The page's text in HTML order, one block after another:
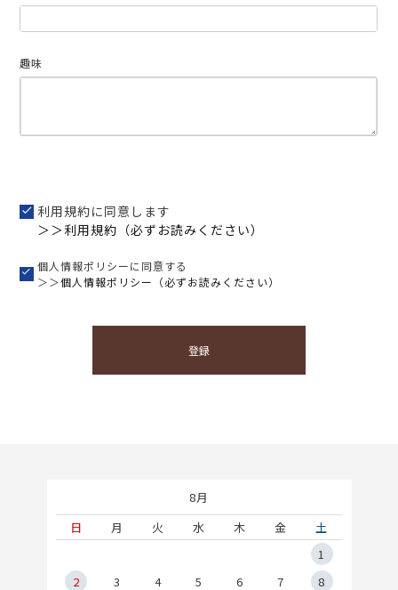
須)
趣味
利用規約に同意します
＞＞利用規約（必ずお読みください）
個人情報ポリシーに同意する
＞＞個人情報ポリシー（必ずお読みください）
登録
8月
日
月 火 水 木 金
土
1
2
3 4 5 6 7
8